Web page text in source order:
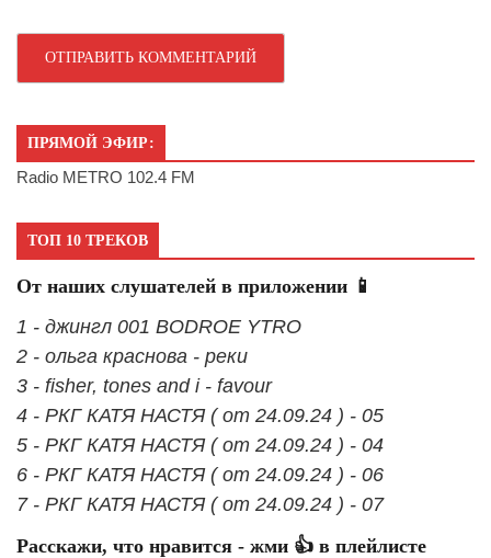
ПРЯМОЙ ЭФИР:
Radio METRO 102.4 FM
ТОП 10 ТРЕКОВ
От наших слушателей в приложении 📱
1 - джингл 001 BODROE YTRO
2 - ольга краснова - реки
3 - fisher, tones and i - favour
4 - РКГ КАТЯ НАСТЯ ( от 24.09.24 ) - 05
5 - РКГ КАТЯ НАСТЯ ( от 24.09.24 ) - 04
6 - РКГ КАТЯ НАСТЯ ( от 24.09.24 ) - 06
7 - РКГ КАТЯ НАСТЯ ( от 24.09.24 ) - 07
Расскажи, что нравится - жми 👍 в плейлисте